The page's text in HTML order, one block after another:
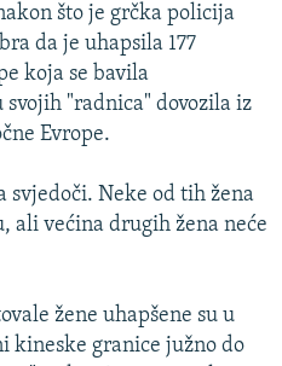
što je grčka policija
da je uhapsila 177
koja se bavila
"radnica" dovozila iz
Evrope.
svjedoči. Neke od tih žena
ali većina drugih žena neće
žene uhapšene su u
kineske granice južno do